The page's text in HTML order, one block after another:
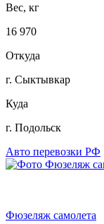
Вес, кг
16 970
Откуда
г. Сыктывкар
Куда
г. Подольск
Авто перевозки РФ
Фюзеляж самолета